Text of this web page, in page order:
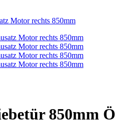
Motor rechts 850mm
850mm